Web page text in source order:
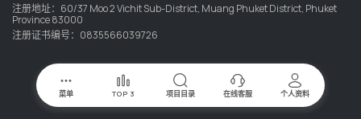
菜单 TOP 3 项目目录 在线客服 个人资料
注册地址：60/37 Moo 2 Vichit Sub-District, Muang Phuket District, Phuket
Province 83000
注册证书编号：0835566039726